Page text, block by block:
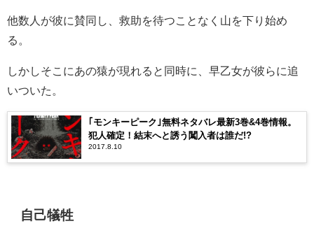
他数人が彼に賛同し、救助を待つことなく山を下り始め
る。
しかしそこにあの猿が現れると同時に、早乙女が彼らに追
いついた。
｢モンキーピーク｣無料ネタバレ最新3巻&4巻情報。
犯人確定！結末へと誘う闖入者は誰だ!?
2017.8.10
自己犠牲